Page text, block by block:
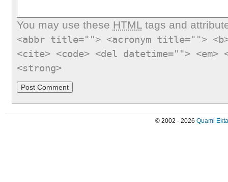
You may use these HTMLtags and
<abbr title=""> <acronym title="">
<cite> <code> <del datetime="">
<strong>
© 2002 - 2026 Quami